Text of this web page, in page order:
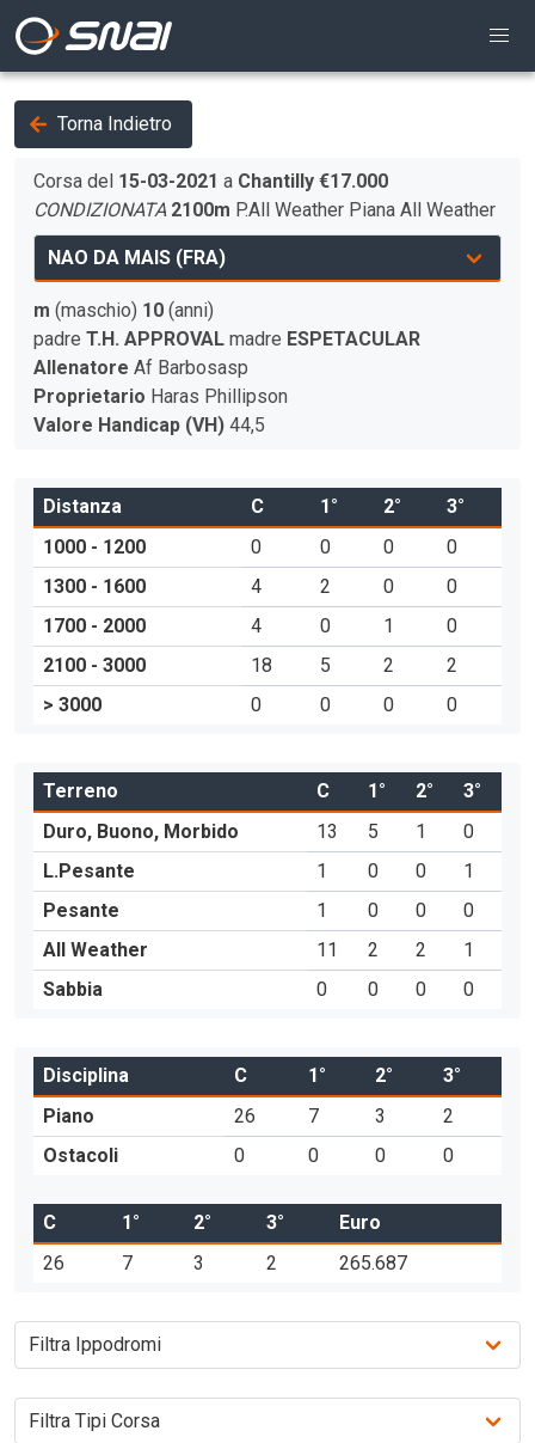
Torna Indietro
Corsa del 15-03-2021 a Chantilly €17.000
CONDIZIONATA 2100m P.All Weather Piana All Weather
m (maschio) 10 (anni)
padre T.H. APPROVAL madre ESPETACULAR
Allenatore Af Barbosasp
Proprietario Haras Phillipson
Valore Handicap (VH) 44,5
Distanza C 1° 2°
3°
1000 - 1200
0 0 0
0
1300 - 1600
4 2 0
0
1700 - 2000
4 0 1
0
2100 - 3000
18 5 2
2
> 3000
0 0 0 0
Terreno C 1° 2°
3°
Duro, Buono, Morbido
13 5 1
0
L.Pesante
1 0 0
1
Pesante
1 0 0
0
All Weather
11 2 2
1
Sabbia
0 0 0 0
Disciplina C 1° 2°
3°
Piano
26 7 3
2
Ostacoli
0 0 0 0
C 1° 2° 3°
Euro
26
7 3 2 265.687